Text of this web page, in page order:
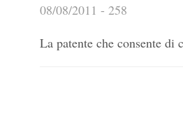
08/08/2011 - 258
La patente che consente